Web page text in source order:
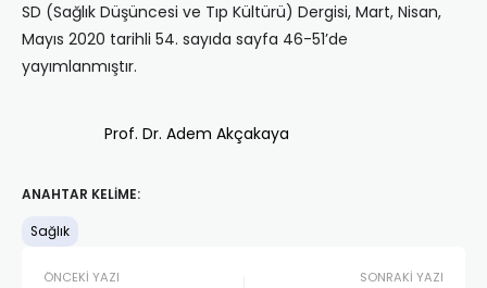
SD (Sağlık Düşüncesi ve Tıp Kültürü) Dergisi, Mart, Nisan,
Mayıs 2020 tarihli 54. sayıda sayfa 46-51’de
yayımlanmıştır.
Prof. Dr. Adem Akçakaya
ANAHTAR KELIME:
Sağlık
ÖNCEKI YAZI SONRAKI YAZI